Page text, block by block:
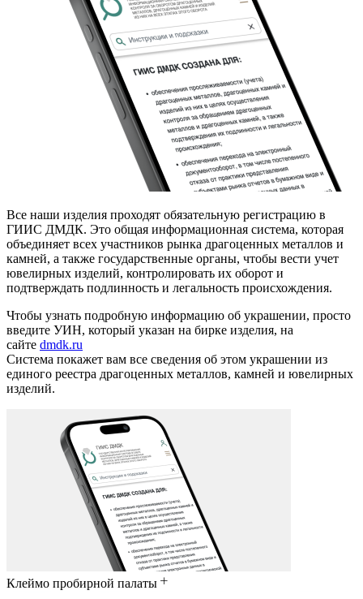
Все наши изделия проходят обязательную регистрацию в
ГИИС ДМДК. Это общая информационная система, которая
объединяет всех участников рынка драгоценных металлов и
камней, а также государственные органы, чтобы вести учет
ювелирных изделий, контролировать их оборот и
подтверждать подлинность и легальность происхождения.
Чтобы узнать подробную информацию об украшении, просто
введите УИН, который указан на бирке изделия, на
сайте dmdk.ru
Система покажет вам все сведения об этом украшении из
единого реестра драгоценных металлов, камней и ювелирных
изделий.
Клеймо пробирной палаты